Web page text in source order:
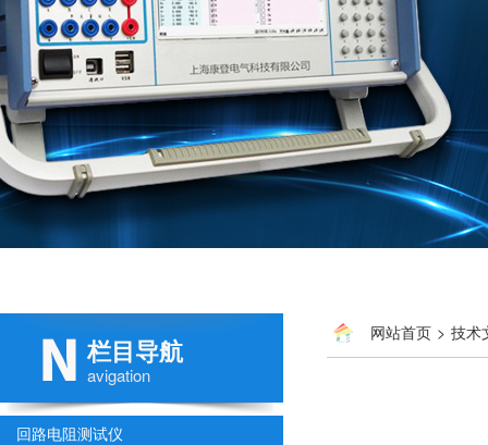
栏目导航
avigation
回路电阻测试仪
网站首页 > 技术